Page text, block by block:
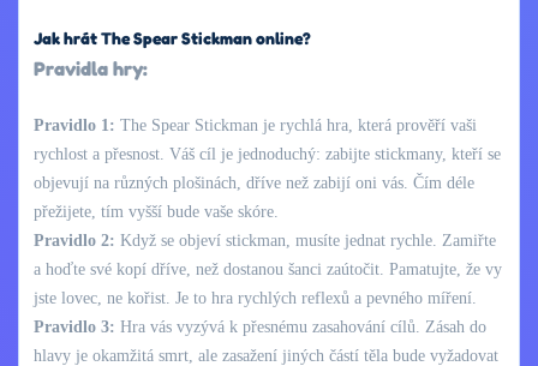
Jak hrát The Spear Stickman online?
Pravidla hry:
Pravidlo 1: The Spear Stickman je rychlá hra, která prověří vaši
rychlost a přesnost. Váš cíl je jednoduchý: zabijte stickmany, kteří se
objevují na různých plošinách, dříve než zabijí oni vás. Čím déle
přežijete, tím vyšší bude vaše skóre.
Pravidlo 2: Když se objeví stickman, musíte jednat rychle. Zamiřte
a hoďte své kopí dříve, než dostanou šanci zaútočit. Pamatujte, že vy
jste lovec, ne kořist. Je to hra rychlých reflexů a pevného míření.
Pravidlo 3: Hra vás vyzývá k přesnému zasahování cílů. Zásah do
hlavy je okamžitá smrt, ale zasažení jiných částí těla bude vyžadovat